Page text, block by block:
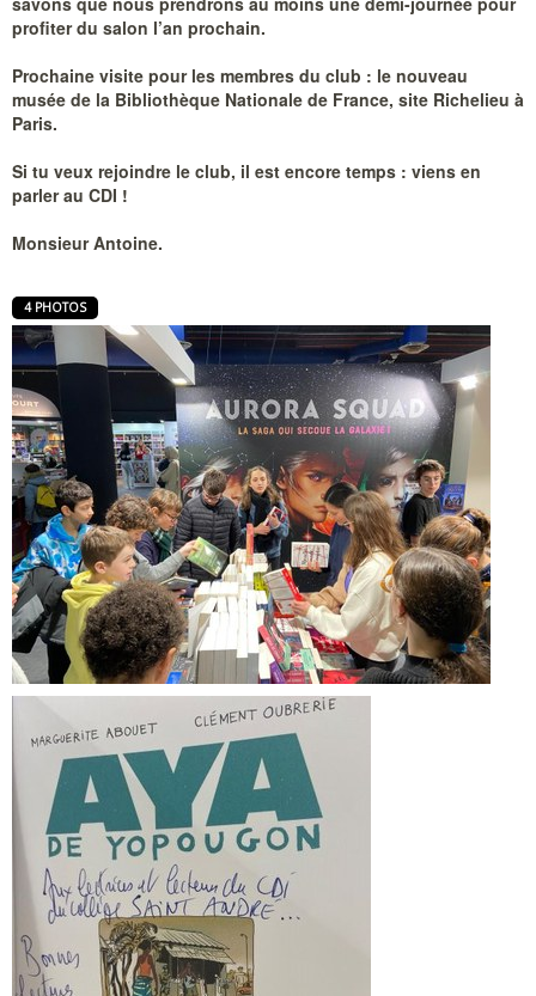
profiter du salon l’an prochain.
Prochaine visite pour les membres du club : le nouveau
musée de la Bibliothèque Nationale de France, site Richelieu à
Paris.
Si tu veux rejoindre le club, il est encore temps : viens en
parler au CDI !
Monsieur Antoine.
4 PHOTOS